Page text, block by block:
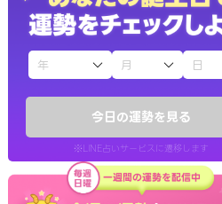
今日の運勢を見る
※LINE占いサービスに遷移します
よくある質問
えもじの子（占）12星座占い
お知らせ
なってましたが、先生のメッ
読み返してお守りにしてま
40代 女性